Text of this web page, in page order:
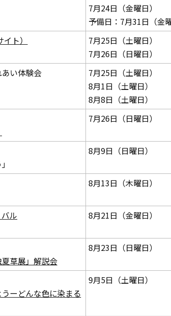
7月24日（金曜日）
予備日：7月31日（金曜
ト）
7月25日（土曜日）
7月26日（日曜日）
い体験会
7月25日（土曜日）
8月1日（土曜日）
8月8日（土曜日）
7月26日（日曜日）
8月9日（日曜日）
8月13日（木曜日）
ル
8月21日（金曜日）
草展」解説会
8月23日（日曜日）
ーどんな色に染まる
9月5日（土曜日）